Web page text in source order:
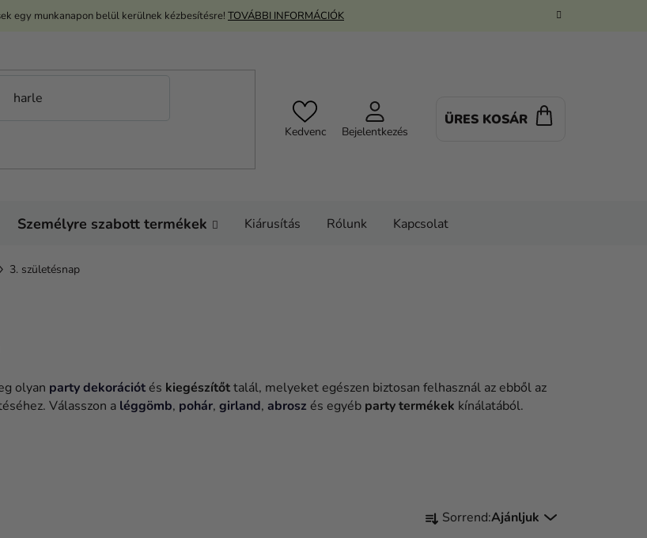
egy munkanapon belül kerülnek kézbesítésre! TOVÁBBI INFORMÁCIÓK
Kedvenc Bejelentkezés
ÜRES KOSÁR
Személyre szabott termékek Kiárusítás Rólunk Kapcsolat
3. születésnap
olyan party dekorációt és kiegészítőttalál, melyeket egészen biztosan felhasznál az ebből az
Válasszon a léggömb, pohár, girland, abrosz és egyéb party termékek kínálatából.
T Sorrend:Ajánljuk